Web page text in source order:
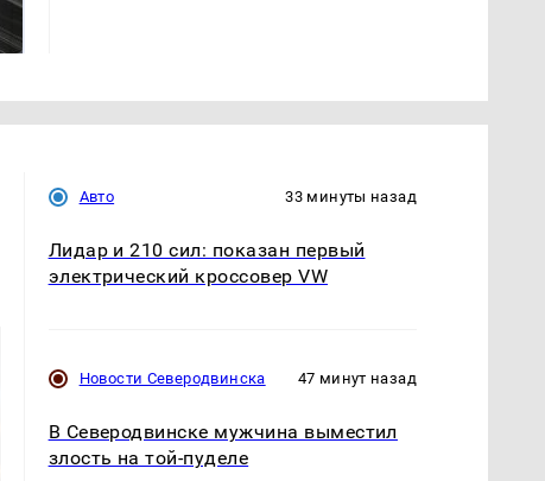
Авто 33 минуты назад
Лидар и 210 сил: показан первый
электрический кроссовер VW
Новости Северодвинска 47 минут назад
В Северодвинске мужчина выместил
злость на той-пуделе